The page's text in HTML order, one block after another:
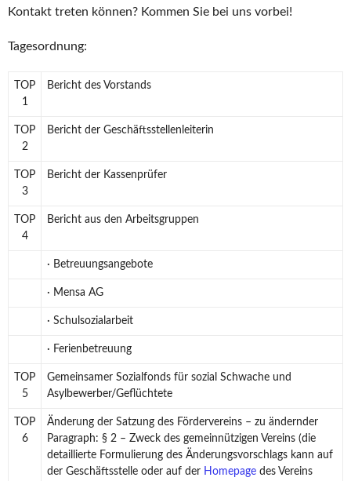
Kontakt treten können? Kommen Sie bei uns vorbei!
Tagesordnung:
TOP
1
Bericht des Vorstands
TOP
2
Bericht der Geschäftsstellenleiterin
TOP
3
Bericht der Kassenprüfer
TOP
4
Bericht aus den Arbeitsgruppen
· Betreuungsangebote
· Mensa AG
· Schulsozialarbeit
· Ferienbetreuung
TOP
5
Gemeinsamer Sozialfonds für sozial Schwache und
Asylbewerber/Geflüchtete
TOP
6
Änderung der Satzung des Fördervereins – zu ändernder
Paragraph: § 2 – Zweck des gemeinnützigen Vereins (die
detaillierte Formulierung des Änderungsvorschlags kann auf
der Geschäftsstelle oder auf der Homepage des Vereins